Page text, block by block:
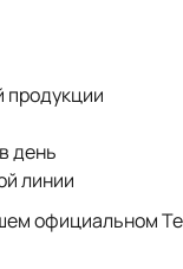
продукции
день
линии
официальном